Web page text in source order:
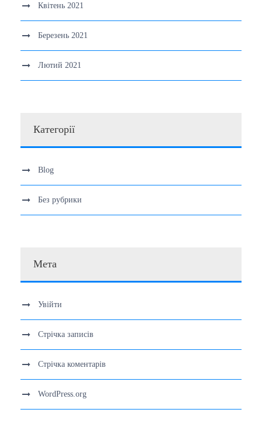
Квітень 2021
Березень 2021
Лютий 2021
Категорії
Blog
Без рубрики
Мета
Увійти
Стрічка записів
Стрічка коментарів
WordPress.org